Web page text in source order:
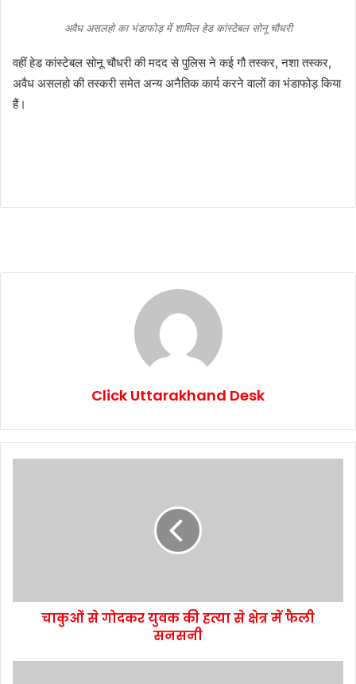
अवैध असलहो का भंडाफोड़ में शामिल हेड कांस्टेबल सोनू चौधरी
वहीं हेड कांस्टेबल सोनू चौधरी की मदद से पुलिस ने कई गौ तस्कर, नशा तस्कर,
अवैध असलहो की तस्करी समेत अन्य अनैतिक कार्य करने वालों का भंडाफोड़ किया
हैं।
Click Uttarakhand Desk
चाकुओं से गोदकर युवक की हत्या से क्षेत्र में फैली
सनसनी